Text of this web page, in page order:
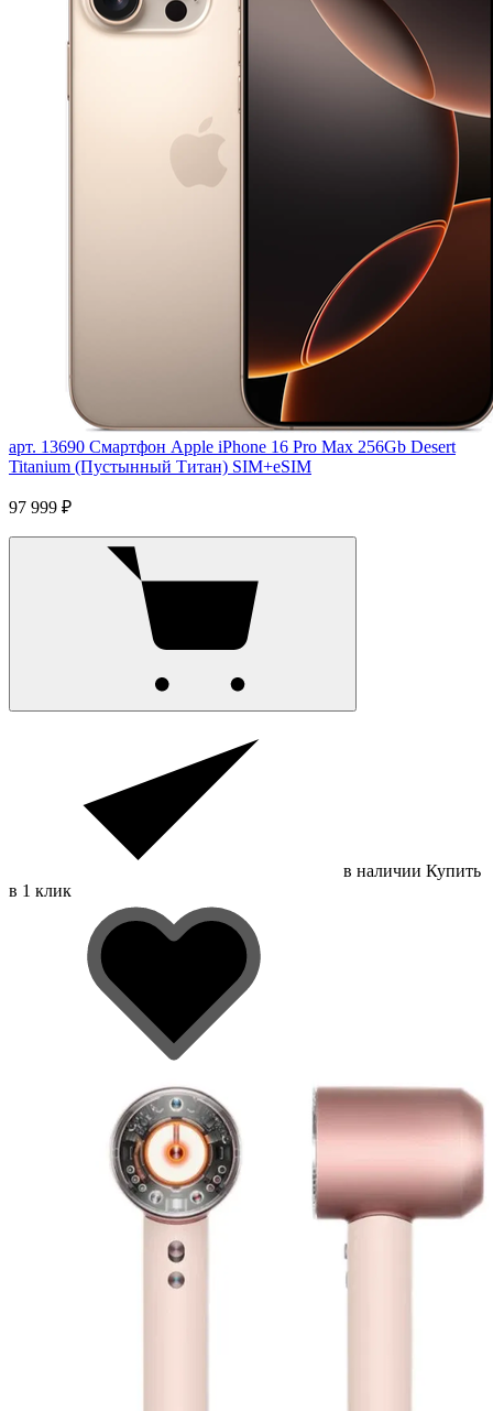
арт. 13690 Смартфон Apple iPhone 16 Pro Max 256Gb Desert
Titanium (Пустынный Титан) SIM+eSIM
97 999 ₽
в наличии Купить
в 1 клик